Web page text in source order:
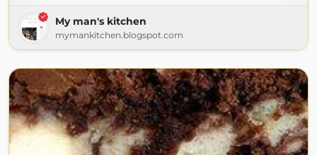
My man's kitchen
mymankitchen.blogspot.com